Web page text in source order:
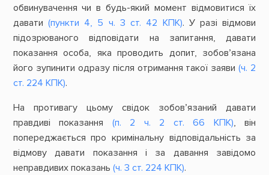
обвинувачення чи в будь-який момент відмовитися їх
давати (пункти 4, 5 ч. 3 ст. 42 КПК). У разі відмови
підозрюваного відповідати на запитання, давати
показання особа, яка проводить допит, зобов’язана
його зупинити одразу після отримання такої заяви (ч. 2
ст. 224 КПК).
На противагу цьому свідок зобов’язаний давати
правдиві показання (п. 2 ч. 2 ст. 66 КПК), він
попереджається про кримінальну відповідальність за
відмову давати показання і за давання завідомо
неправдивих показань (ч. 3 ст. 224 КПК).